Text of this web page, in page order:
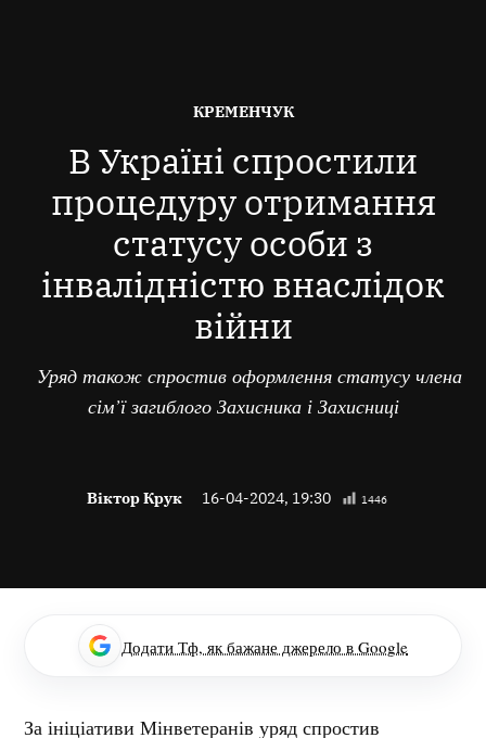
ОПУБЛІКОВАНО
КРЕМЕНЧУК
В Україні спростили
процедуру отримання
статусу особи з
інвалідністю внаслідок
війни
Уряд також спростив оформлення статусу члена
сім’ї загиблого Захисника і Захисниці
Віктор Крук 16-04-2024, 19:30 1446
Додати Тф, як бажане джерело в Google
За ініціативи Мінветеранів уряд спростив